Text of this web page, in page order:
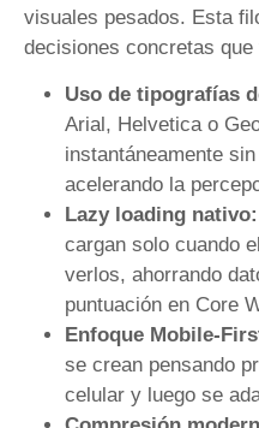
visuales pesados. Esta
decisiones concretas
Uso de tipografías
Arial, Helvetica o
instantáneamente
acelerando la
Lazy loading nativo:
cargan solo cuando
verlos, ahorrando
puntuación en Core
Enfoque Mobile-
se crean pensando
celular y luego se